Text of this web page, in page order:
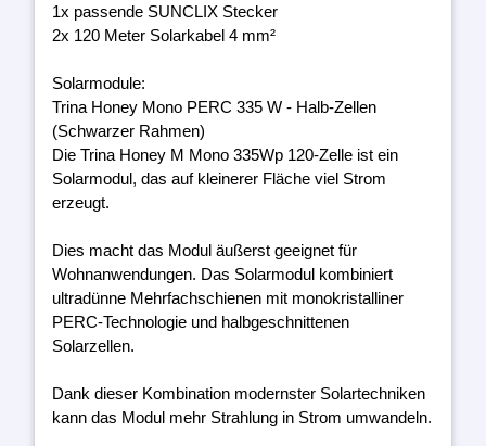
1x passende SUNCLIX Stecker
2x 120 Meter Solarkabel 4 mm²
Solarmodule:
Trina Honey Mono PERC 335 W - Halb-Zellen
(Schwarzer Rahmen)
Die Trina Honey M Mono 335Wp 120-Zelle ist ein
Solarmodul, das auf kleinerer Fläche viel Strom
erzeugt.
Dies macht das Modul äußerst geeignet für
Wohnanwendungen. Das Solarmodul kombiniert
ultradünne Mehrfachschienen mit monokristalliner
PERC-Technologie und halbgeschnittenen
Solarzellen.
Dank dieser Kombination modernster Solartechniken
kann das Modul mehr Strahlung in Strom umwandeln.